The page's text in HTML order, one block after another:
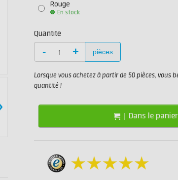
Rouge
En stock
Quantité
- + pièces
Lorsque vous achetez à partir de 50 pièces, vous
quantité !
Dans le panier